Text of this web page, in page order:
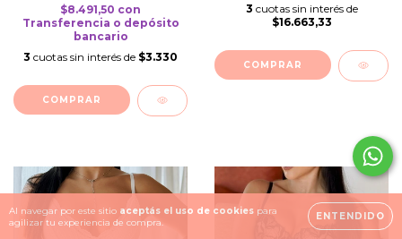
Al navegar por este sitio aceptás el uso de cookies para
agilizar tu experiencia de compra.
ENTENDIDO
$8.491,50 con
Transferencia o depósito
bancario
3 cuotas sin interés de $3.330
COMPRAR
3 cuotas sin interés de
$16.663,33
COMPRAR